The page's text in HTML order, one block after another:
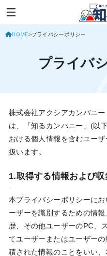
HOME プライバシーポリシー
プライバ
株式会社アクシアカンパニー
は、「知るカンパニー」(以
おける個人情報を含むユー
扱います。
1.取得する情報および
本プライバシーポリシーに
ーザーを識別するための情
歴、その他ユーザーのPC、
てユーザーまたはユーザー
積された情報のことをいい